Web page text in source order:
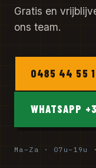
Gratis en
ons team.
0485 44 55
WHATSAPP
Ma–Za ·